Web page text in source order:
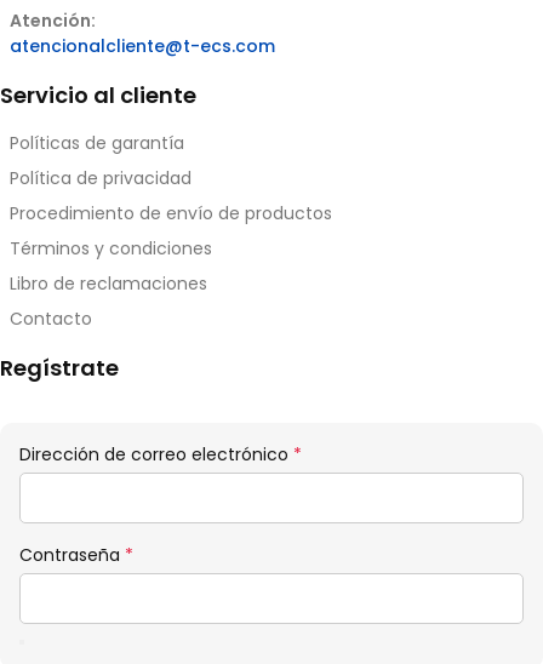
Atención:
atencionalcliente@t-ecs.com
Servicio al cliente
Políticas de garantía
Política de privacidad
Procedimiento de envío de productos
Términos y condiciones
Libro de reclamaciones
Contacto
Regístrate
Dirección de correo electrónico *
Contraseña *